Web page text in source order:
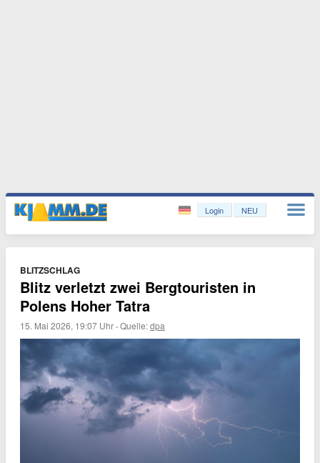
Login NEU
BLITZSCHLAG
Blitz verletzt zwei Bergtouristen in
Polens Hoher Tatra
15. Mai 2026, 19:07 Uhr ·Quelle:dpa